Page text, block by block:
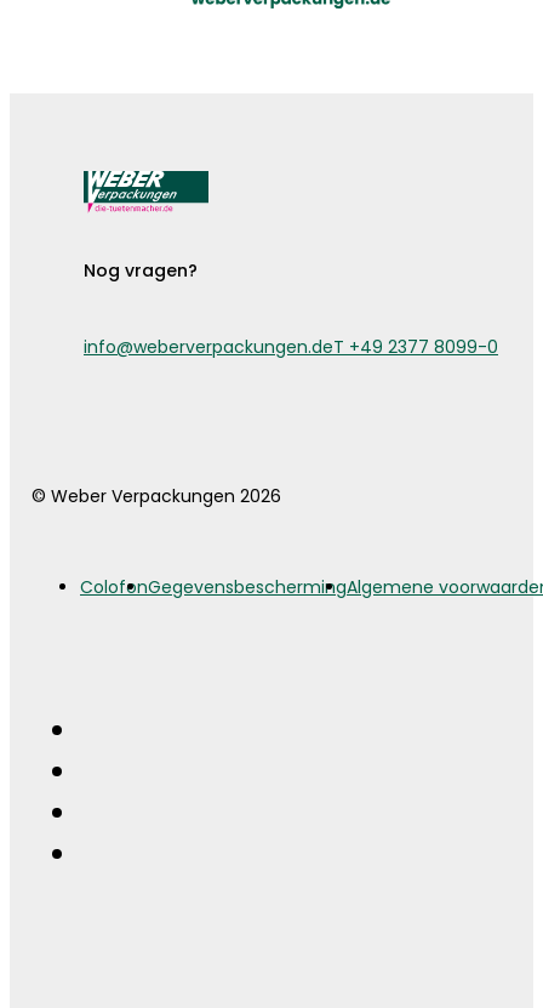
Nog vragen?
info@weberverpackungen.deT +49 2377 8099-0
© Weber Verpackungen 2026
ColofonGegevensbeschermingAlgemene